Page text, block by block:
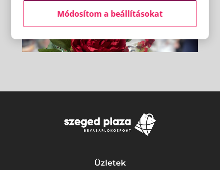
Üzletek
Módosítom a beállításokat